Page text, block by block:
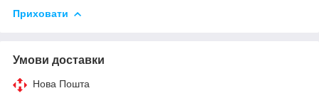
Приховати
Умови доставки
Нова Пошта